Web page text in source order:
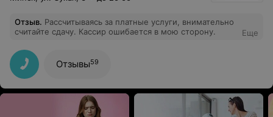
Отзыв. Рассчитываясь за платные услуги, внимательно
считайте сдачу. Кассир ошибается в мою сторону.
Еще
Отзывы59